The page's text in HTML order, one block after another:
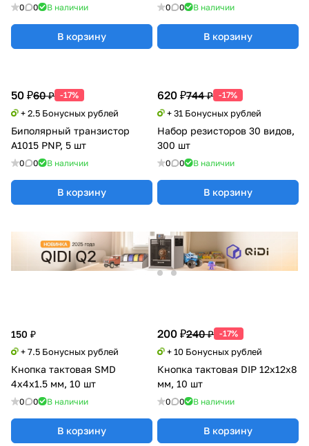
0 0 В наличии
В корзину
50 ₽60 ₽ -17%
+ 2.5 Бонусных рублей
Биполярный транзистор
A1015 PNP, 5 шт
0 0 В наличии
В корзину
620 ₽744 ₽ -17%
+ 31 Бонусных рублей
Набор резисторов 30 видов,
300 шт
0 0 В наличии
В корзину
150 ₽
+ 7.5 Бонусных рублей
Кнопка тактовая SMD
4x4x1.5 мм, 10 шт
0 0 В наличии
В корзину
200 ₽240 ₽ -17%
+ 10 Бонусных рублей
Кнопка тактовая DIP 12x12x8
мм, 10 шт
0 0 В наличии
В корзину
0 0 В наличии
В корзину